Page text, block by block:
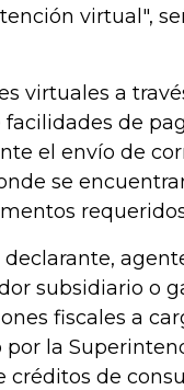
virtual",
virtuales a
de
el envío de
se
subsidiario o
fiscales a
la
créditos de